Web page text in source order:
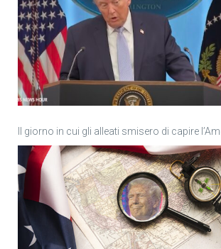
Il giorno in cui gli alleati smisero di capire